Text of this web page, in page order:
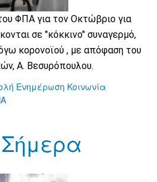
ΦΠΑ για τον Οκτώβριο για
σε "κόκκινο" συναγερμό,
κορονοϊού , με απόφαση του
Α. Βεσυρόπουλου.
Ενημέρωση Κοινωνία